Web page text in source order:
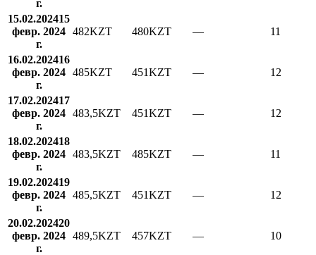
г.
15.02.202415
февр. 2024
г.
482KZT 480KZT — 11
16.02.202416
февр. 2024
г.
485KZT 451KZT — 12
17.02.202417
февр. 2024
г.
483,5KZT 451KZT — 12
18.02.202418
февр. 2024
г.
483,5KZT 485KZT — 11
19.02.202419
февр. 2024
г.
485,5KZT 451KZT — 12
20.02.202420
февр. 2024
г.
489,5KZT 457KZT — 10